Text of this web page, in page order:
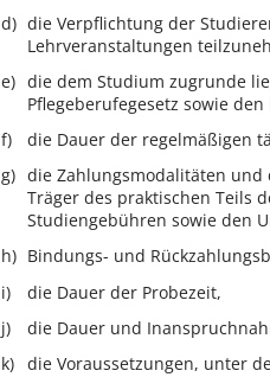
die Verpflichtung der
Lehrveranstaltungen
die dem Studium zugrunde
Pflegeberufegesetz sowie
die Dauer der regelmäßigen
die Zahlungsmodalitäten und
Träger des praktischen Teils
Studiengebühren sowie den
Bindungs- und
die Dauer der Probezeit,
die Dauer und
die Voraussetzungen, unter